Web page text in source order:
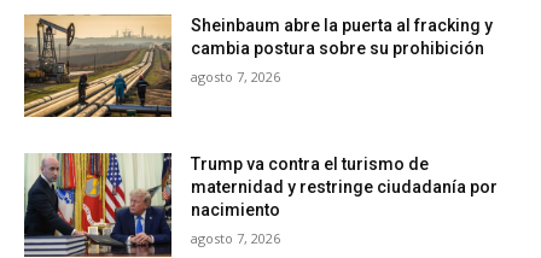
Sheinbaum abre la puerta al fracking y
cambia postura sobre su prohibición
agosto 7, 2026
Trump va contra el turismo de
maternidad y restringe ciudadanía por
nacimiento
agosto 7, 2026